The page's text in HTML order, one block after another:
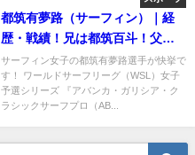
都筑有夢路（サーフィン）｜経
歴・戦績！兄は都筑百斗！父・
母親とは？
サーフィン女子の都筑有夢路選手が快挙で
す！ ワールドサーフリーグ（WSL）女子
予選シリーズ 『アバンカ・ガリシア・ク
ラシックサーフプロ（AB...